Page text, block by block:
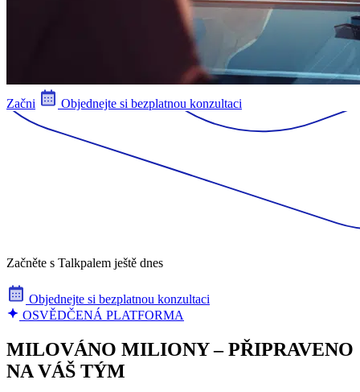
Začni Objednejte si bezplatnou konzultaci
Začněte s Talkpalem ještě dnes
Objednejte si bezplatnou konzultaci
OSVĚDČENÁ PLATFORMA
MILOVÁNO MILIONY – PŘIPRAVENO
NA VÁŠ TÝM